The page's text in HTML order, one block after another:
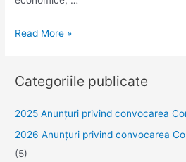
Suport
contextul
Campaniei
de
Comunicare,
Read More »
Categoriile publicate
2025 Anunţuri privind convocarea
2026 Anunțuri privind convocarea
(5)